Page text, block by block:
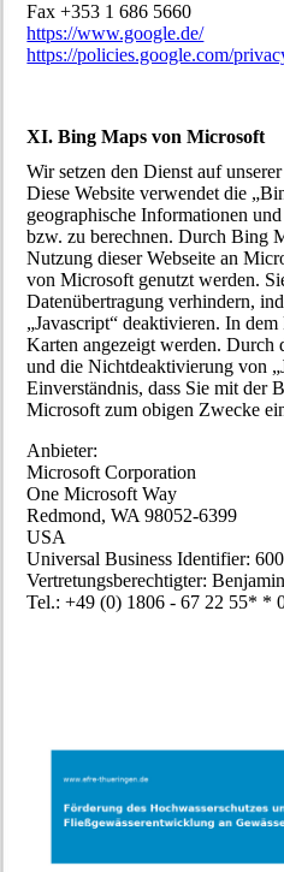
Fax +353 1 686 5660
https://www.google.de/
https://policies.google.com/
XI. Bing Maps von Microsoft
Wir setzen den Dienst auf
Diese Website verwendet die
geographische Informationen
bzw. zu berechnen. Durch Bing
Nutzung dieser Webseite an
von Microsoft genutzt werden.
Datenübertragung verhindern,
„Javascript“ deaktivieren. In
Karten angezeigt werden. Durch
und die Nichtdeaktivierung von
Einverständnis, dass Sie mit der
Microsoft zum obigen Zwecke
Anbieter:
Microsoft Corporation
One Microsoft Way
Redmond, WA 98052-6399
USA
Universal Business Identifier:
Vertretungsberechtigter:
Tel.: +49 (0) 1806 - 67 22 55* *